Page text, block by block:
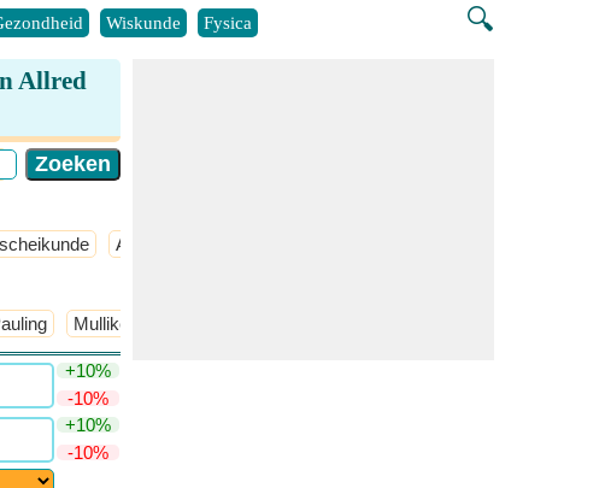
🔍
Wiskunde Fysica
Allred
Atmosferische Chemie
Mulliken's Elektronegativiteit
+10%
-10%
+10%
-10%